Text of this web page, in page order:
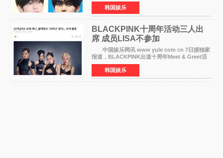
将于8月离开《音乐中心》MC的位置。 金道
勋与金奎彬于去年3月与H2H A-NA一起被选为
《音乐中心》MC，约1
韩国娱乐
BLACKPINK十周年活动三人出
席 成员LISA不参加
中国娱乐网讯 www yule com cn 7日据独家
报道，BLACKPINK出道十周年Meet & Greet活
动将由智秀、ROS&Eacute;、JENNIE出席，
LISA将缺席。 此前BLACKPINK所属社YG并
未为组合出道十周年做
韩国娱乐